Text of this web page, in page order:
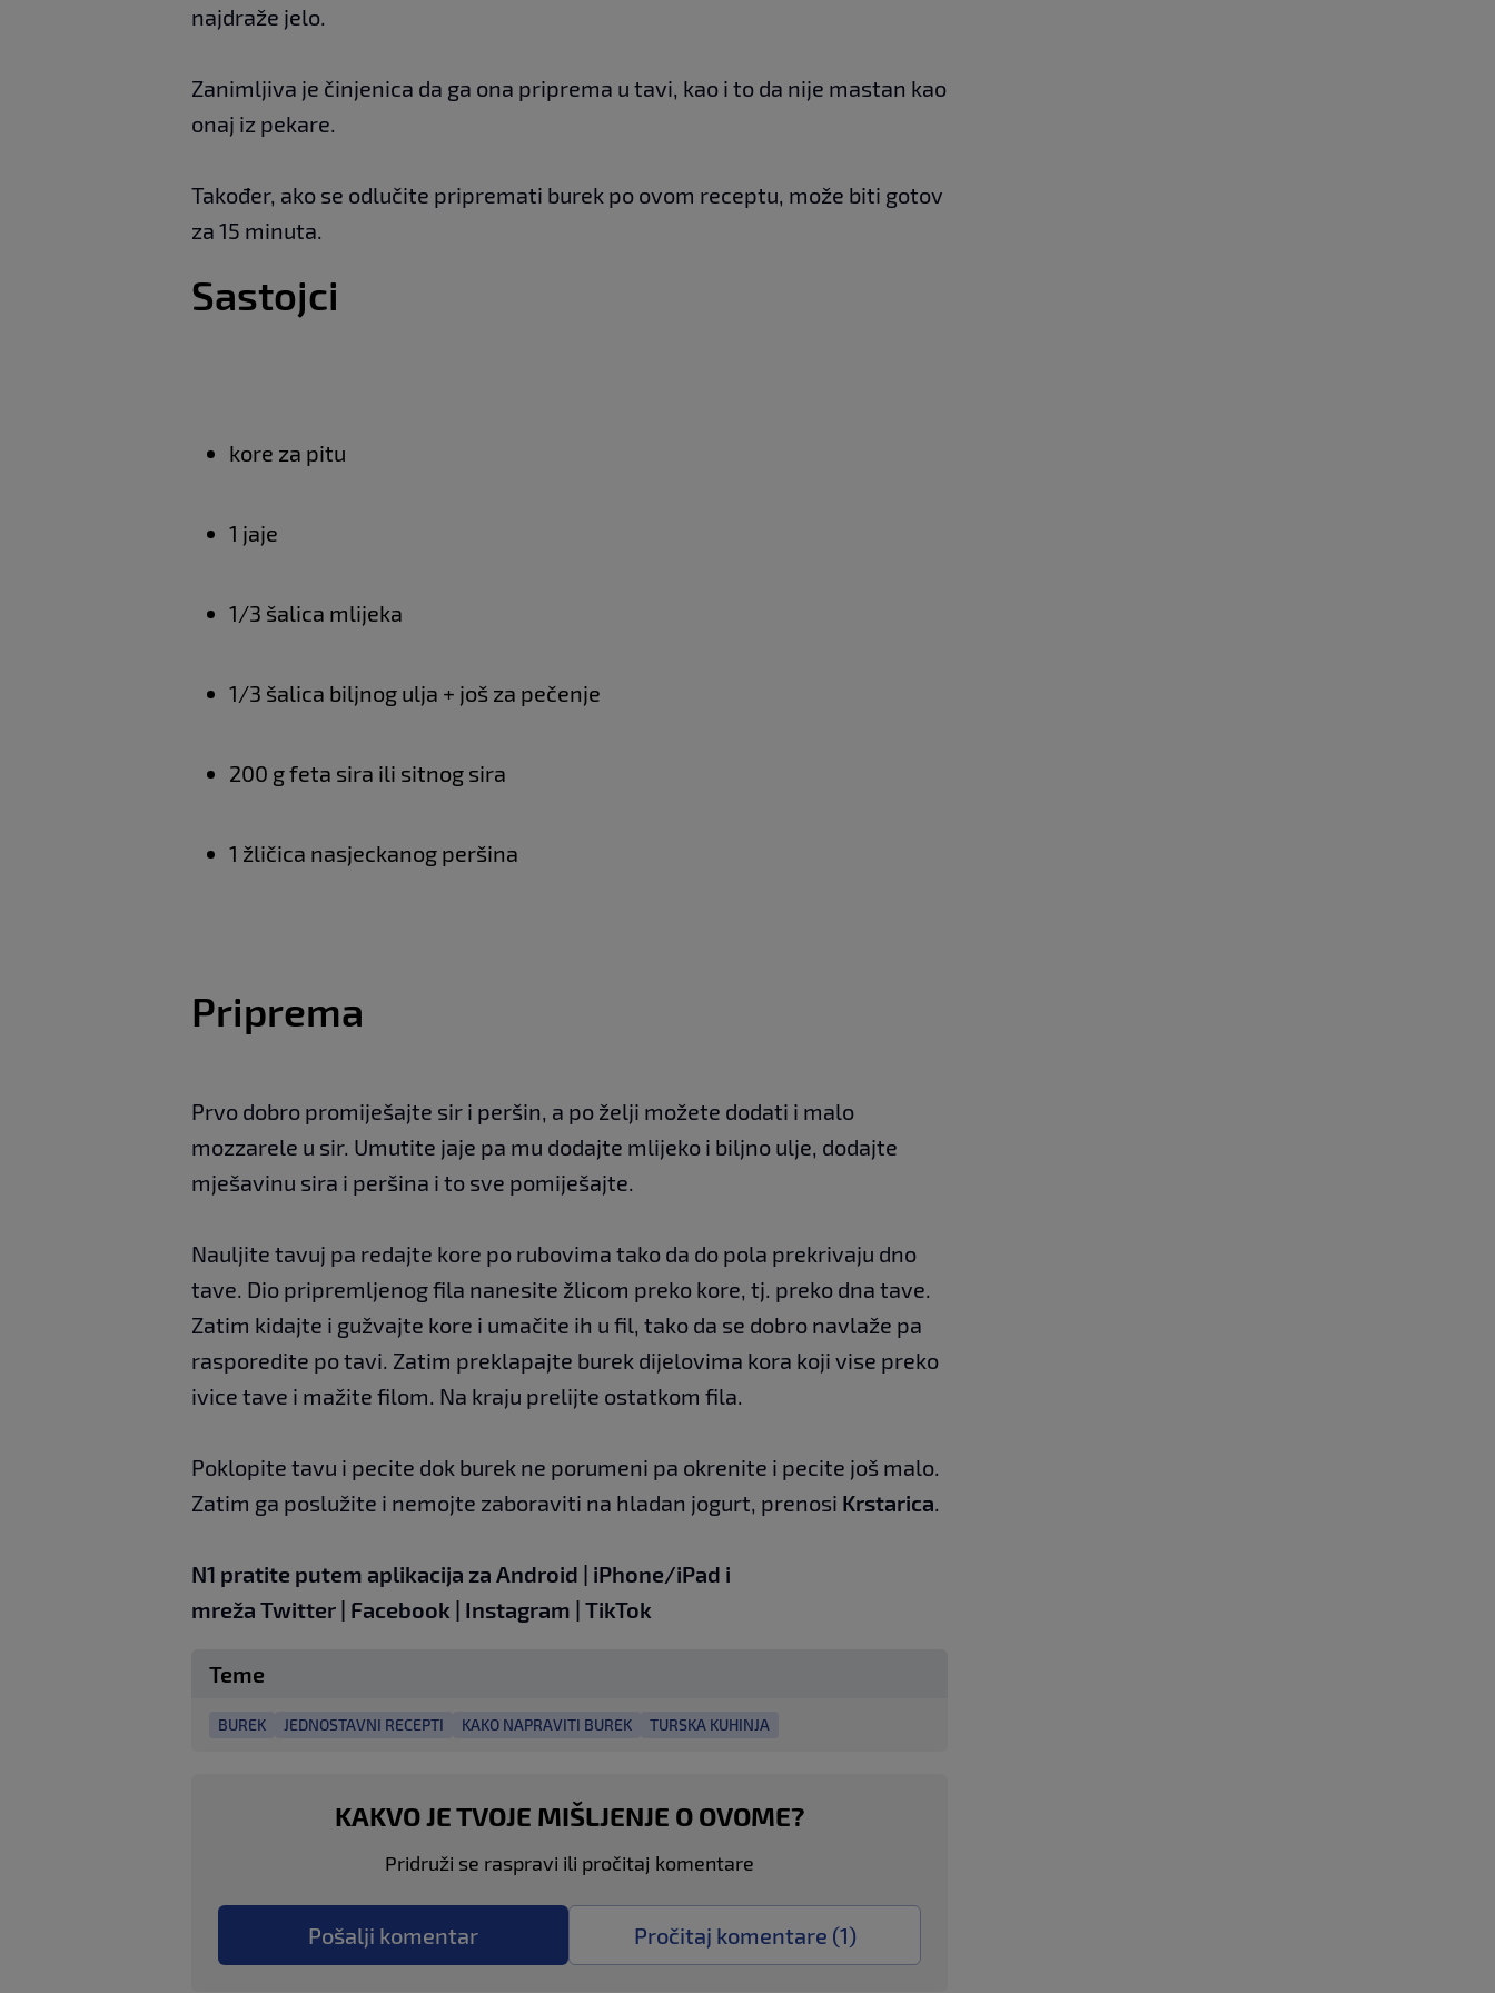
najdraže jelo.
Zanimljiva je činjenica da ga ona priprema u tavi, kao i to da nije mastan kao
onaj iz pekare.
Također, ako se odlučite pripremati burek po ovom receptu, može biti gotov
za 15 minuta.
Sastojci
kore za pitu
1 jaje
1/3 šalica mlijeka
1/3 šalica biljnog ulja + još za pečenje
200 g feta sira ili sitnog sira
1 žličica nasjeckanog peršina
Priprema
Prvo dobro promiješajte sir i peršin, a po želji možete dodati i malo
mozzarele u sir. Umutite jaje pa mu dodajte mlijeko i biljno ulje, dodajte
mješavinu sira i peršina i to sve pomiješajte.
Nauljite tavuj pa redajte kore po rubovima tako da do pola prekrivaju dno
tave. Dio pripremljenog fila nanesite žlicom preko kore, tj. preko dna tave.
Zatim kidajte i gužvajte kore i umačite ih u fil, tako da se dobro navlaže pa
rasporedite po tavi. Zatim preklapajte burek dijelovima kora koji vise preko
ivice tave i mažite filom. Na kraju prelijte ostatkom fila.
Poklopite tavu i pecite dok burek ne porumeni pa okrenite i pecite još malo.
Zatim ga poslužite i nemojte zaboraviti na hladan jogurt, prenosi Krstarica.
N1 pratite putem aplikacija za Android | iPhone/iPad i
mreža Twitter | Facebook | Instagram | TikTok
Teme
BUREK JEDNOSTAVNI RECEPTI KAKO NAPRAVITI BUREK TURSKA KUHINJA
KAKVO JE TVOJE MIŠLJENJE O OVOME?
Pridruži se raspravi ili pročitaj komentare
Pošalji komentar Pročitaj komentare (1)